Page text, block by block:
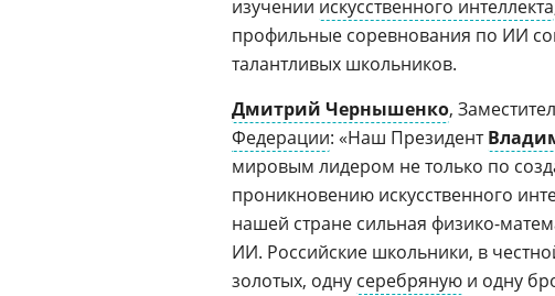
изучении искусственного интеллекта
профильные соревнования по ИИ
талантливых школьников.
Дмитрий Чернышенко,
Федерации: «Наш Президент
мировым лидером не только по
проникновению искусственного
нашей стране сильная физико-
ИИ. Российские школьники, в
золотых, одну серебряную и одну